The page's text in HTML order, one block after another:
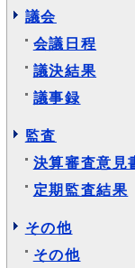
議会
会議日程
議決結果
議事録
監査
決算審査意見
定期監査結果
その他
その他